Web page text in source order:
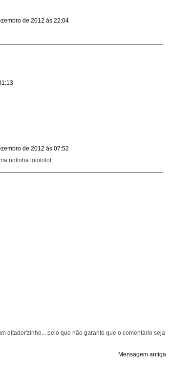
de 2012 às 22:04
de 2012 às 07:52
notinha lolololol
ditador'zinho... pelo que não garanto que o comentário seja
Mensagem antiga